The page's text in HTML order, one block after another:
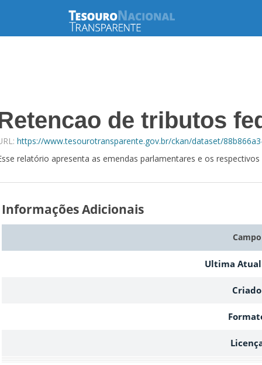
de tributos
https://www.tesourotransparente.gov.br/ckan/dataset/
relatório apresenta as emendas parlamentares e os
Informações Adicionais
Campo
Ultima
Criado